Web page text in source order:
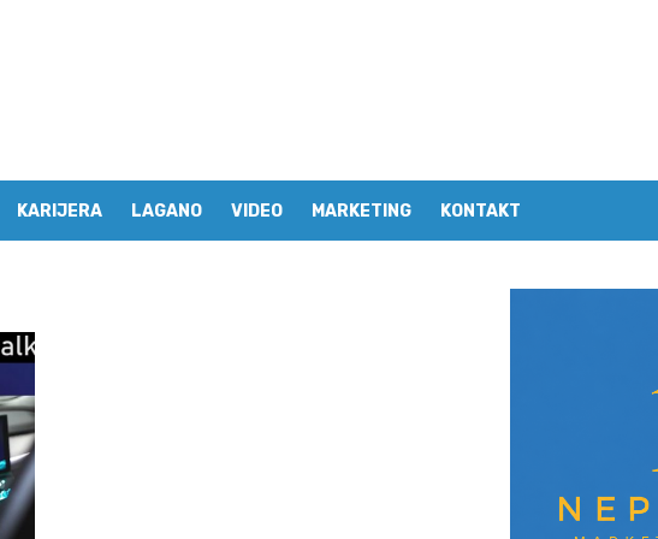
KARIJERA LAGANO VIDEO MARKETING KONTAKT